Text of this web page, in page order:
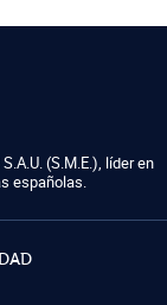
(S.M.E.), líder en
españolas.